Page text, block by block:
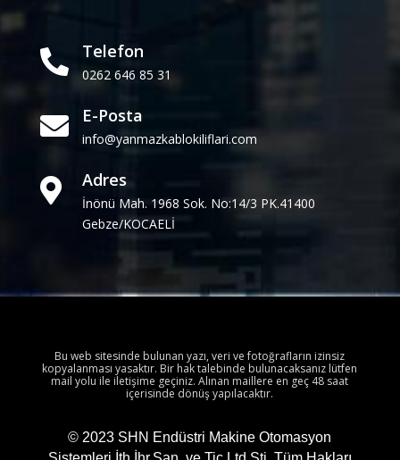
 Telefon
0262 646 85 31
 E-Posta
info@yanmazkablokiliflari.com
 Adres
İnönü Mah. 1968 Sok. No:14/3 PK.41400
Gebze/KOCAELİ
Bu web sitesinde bulunan yazı, veri ve fotoğrafların izinsiz
kopyalanması yasaktır. Bir hak talebinde bulunacaksanız lütfen
mail yolu ile iletişime geçiniz. Alınan maillere en geç 48 saat
içerisinde dönüş yapılacaktır.
© 2023 SHN Endüstri Makine Otomasyon